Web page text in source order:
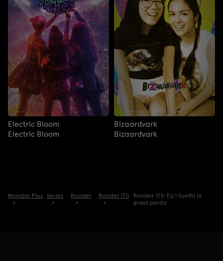
Electric Bloom
Electric Bloom
Bizaardvark
Bizaardvark
Movistar Plus Series Rooster Rooster (T1)
Rooster (T1): Ep.1 Suelta la
grasa parda